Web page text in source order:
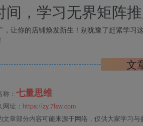
间，学习无界矩阵
，让你的店铺焕发新生！别犹豫了赶紧学
文
： 七量思维
址： https://zy.7lsw.com
文章部分内容可能来源于网络，仅供大家学习与